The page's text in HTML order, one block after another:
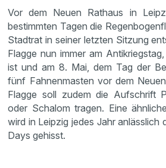
Vor dem Neuen Rathaus in
bestimmten Tagen die
Stadtrat in seiner letzten Sitzung
Flagge nun immer am
ist und am 8. Mai, dem Tag der
fünf Fahnenmasten vor dem
Flagge soll zudem die Aufschrift
oder Schalom tragen. Eine
wird in Leipzig jedes Jahr anlässlich
Days gehisst.